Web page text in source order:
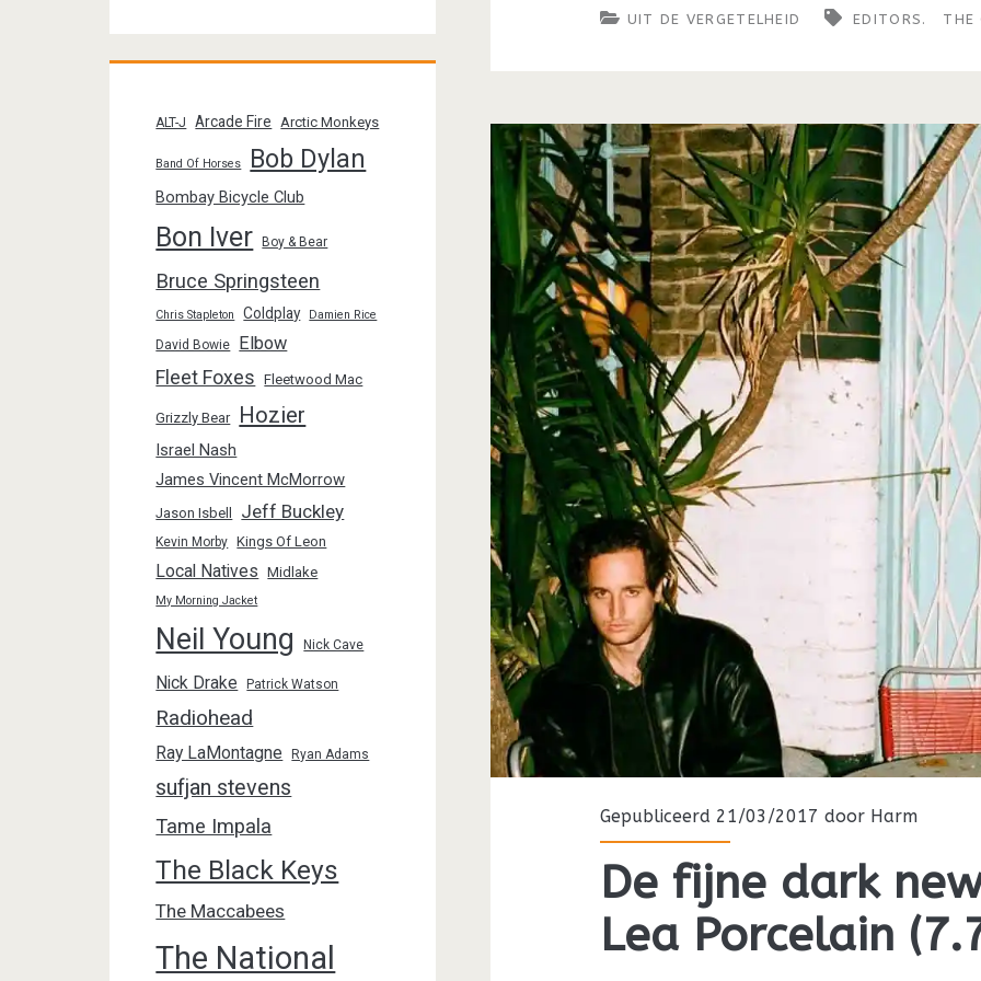
van
The
Comsat
Angels
(1981)
UIT DE VERGETELHEID EDITORS. THE
Gepubliceerd 21/03/2017 door Harm
De fijne dark
Lea Porcelain
ALT-J Arcade Fire Arctic Monkeys
Band Of Horses Bob Dylan
Bombay Bicycle Club
Bon Iver Boy & Bear
Bruce Springsteen
Chris Stapleton Coldplay Damien Rice
David Bowie Elbow
Fleet Foxes Fleetwood Mac
Grizzly Bear Hozier
Israel Nash
James Vincent McMorrow
Jason Isbell Jeff Buckley
Kevin Morby Kings Of Leon
Local Natives Midlake
My Morning Jacket
Neil Young Nick Cave
Nick Drake Patrick Watson
Radiohead
Ray LaMontagne Ryan Adams
sufjan stevens
Tame Impala
The Black Keys
The Maccabees
The National